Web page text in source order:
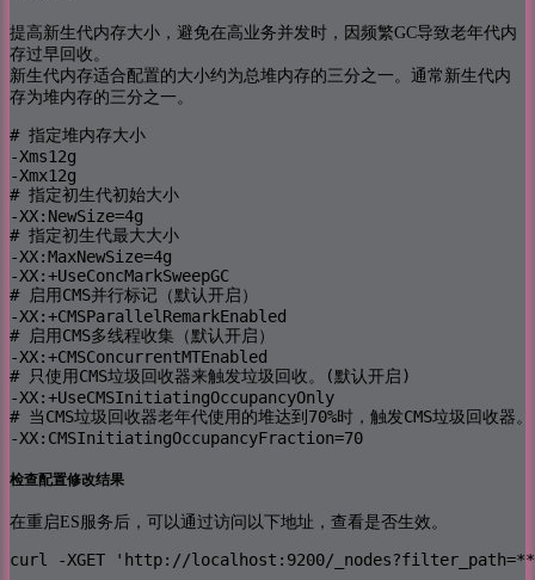
提高新生代内存大小，避免在高业务并发时，因频繁GC导致老年代内
存过早回收。
新生代内存适合配置的大小约为总堆内存的三分之一。通常新生代内
存为堆内存的三分之一。
# 指定堆内存大小
-Xms12g
-Xmx12g
# 指定初生代初始大小
-XX:NewSize=4g
# 指定初生代最大大小
-XX:MaxNewSize=4g
-XX:+UseConcMarkSweepGC
# 启用CMS并行标记（默认开启）
-XX:+CMSParallelRemarkEnabled
# 启用CMS多线程收集（默认开启）
-XX:+CMSConcurrentMTEnabled
# 只使用CMS垃圾回收器来触发垃圾回收。(默认开启)
-XX:+UseCMSInitiatingOccupancyOnly
# 当CMS垃圾回收器老年代使用的堆达到70%时，触发CMS垃圾回收器。
-XX:CMSInitiatingOccupancyFraction=70
检查配置修改结果
在重启ES服务后，可以通过访问以下地址，查看是否生效。
curl -XGET 'http://localhost:9200/